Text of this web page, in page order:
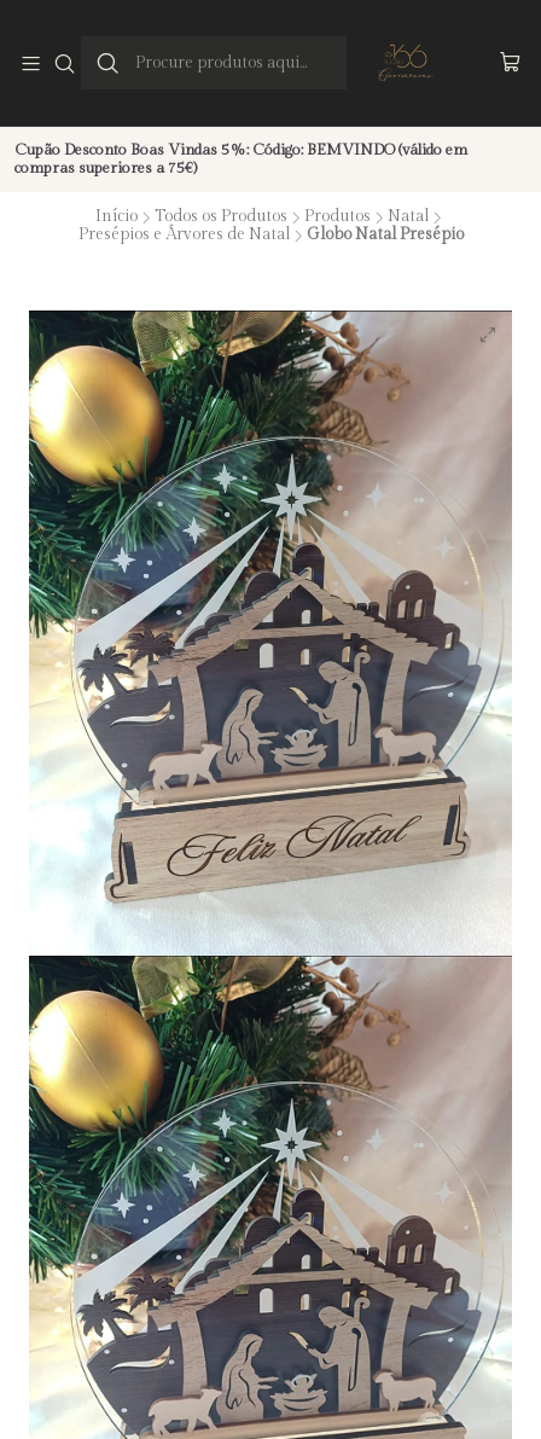
Cupão Desconto Boas Vindas 5%: Código: BEMVINDO (válido em
compras superiores a 75€)
Início Todos os Produtos Produtos
Natal
Presépios e Árvores de Natal
Globo Natal Presépio